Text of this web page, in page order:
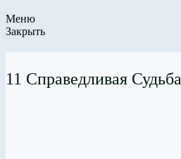
Меню
Закрыть
11 Справедливая Судьба